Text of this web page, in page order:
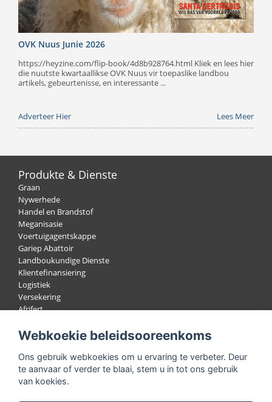
OVK Nuus Junie 2026
https://heyzine.com/flip-book/4d8b928764.html Kliek en lees hier
die nuutste kwartaallikse OVK Nuus vir toepaslike landbou
artikels, gebeurtenisse, en interessante ...
Adverteer Hier Lees Meer
Produkte & Dienste
Graan
Nywerhede
Handel en Brandstof
Meganisasie
Voertuigagentskappe
Gariep Abattoir
Landboukundige Dienste
Klientefinansiering
Logistiek
Versekering
Afrifert
Bokhaar
Veilings
Webkoekie beleidsooreenkoms
Ons gebruik webkoekies om u ervaring te verbeter. Deur
te aanvaar of verder te blaai, stem u in tot ons gebruik
van koekies.